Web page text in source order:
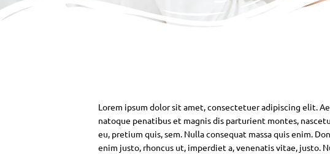
Lorem ipsum dolor sit amet, consectetuer adipiscing elit.
natoque penatibus et magnis dis parturient montes,
eu, pretium quis, sem. Nulla consequat massa quis enim.
enim justo, rhoncus ut, imperdiet a, venenatis vitae,